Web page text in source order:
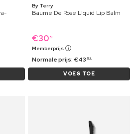
By Terry
Baume De Rose Liquid Lip Balm
€3019
Memberprijs
Normale prijs:€43 99
VOEG TOE